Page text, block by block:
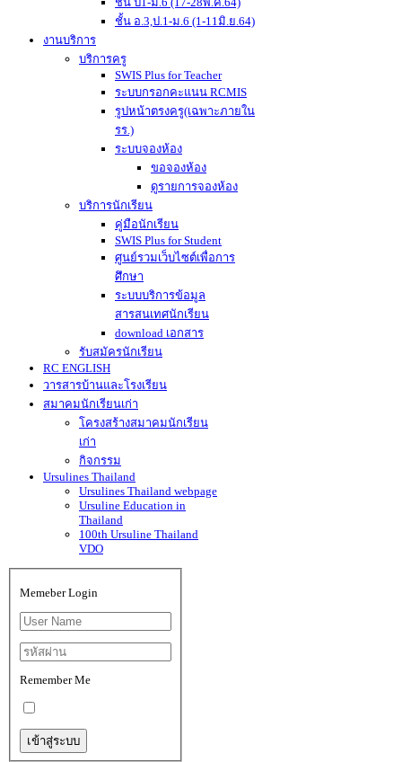
ชั้น อ.3,ป.1-ม.6 (1-11มิ.ย.64)
งานบริการ
บริการครู
SWIS Plus for Teacher
ระบบกรอกคะแนน RCMIS
รูปหน้าตรงครู(เฉพาะภายใน
รร.)
ระบบจองห้อง
ขอจองห้อง
ดูรายการจองห้อง
บริการนักเรียน
คู่มือนักเรียน
SWIS Plus for Student
ศูนย์รวมเว็บไซต์เพื่อการ
ศึกษา
ระบบบริการข้อมูล
สารสนเทศนักเรียน
download เอกสาร
รับสมัครนักเรียน
RC ENGLISH
วารสารบ้านและโรงเรียน
สมาคมนักเรียนเก่า
โครงสร้างสมาคมนักเรียน
เก่า
กิจกรรม
Ursulines Thailand
Ursulines Thailand webpage
Ursuline Education in
Thailand
100th Ursuline Thailand
VDO
Memeber Login
Remember Me